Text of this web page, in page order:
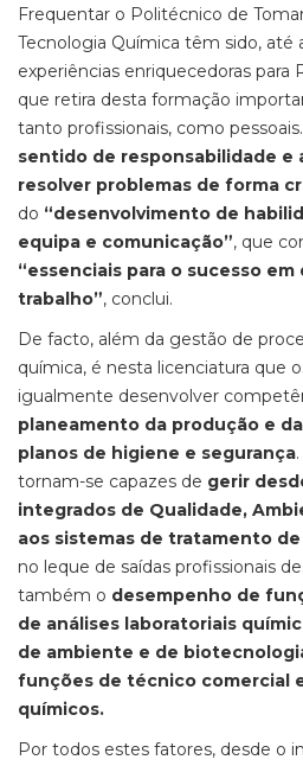
Frequentar o Politécnico de
Tecnologia Química têm sido, até
experiências enriquecedoras para
que retira desta formação
tanto profissionais, como
sentido de responsabilidade e
resolver problemas de forma
do “desenvolvimento de
equipa e comunicação”, que
“essenciais para o sucesso
trabalho”, conclui.
De facto, além da gestão de
química, é nesta licenciatura que
igualmente desenvolver
planeamento da produção e
planos de higiene e segurança
tornam-se capazes de gerir
integrados de Qualidade,
aos sistemas de tratamento
no leque de saídas profissionais
também o desempenho de
de análises laboratoriais
de ambiente e de
funções de técnico comercial
químicos.
Por todos estes fatores, desde o